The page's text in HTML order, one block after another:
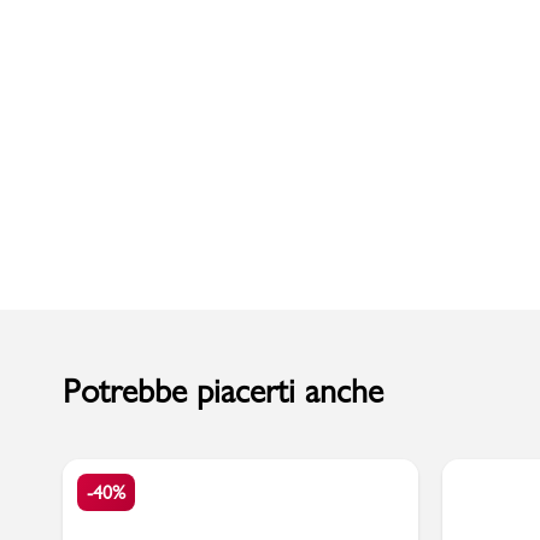
Potrebbe piacerti anche
-40%